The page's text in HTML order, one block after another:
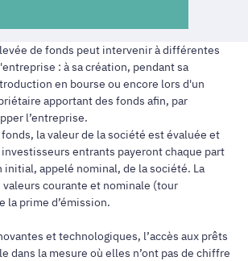
de fonds peut intervenir à différentes
: à sa création, pendant sa
en bourse ou encore lors d'un
apportant des fonds afin, par
l’entreprise.
fonds, la valeur de la société est évaluée et
entrants payeront chaque part
initial, appelé nominal, de la société. La
courante et nominale (tour
la prime d’émission.
et technologiques, l’accès aux prêts
dans la mesure où elles n’ont pas de chiffre